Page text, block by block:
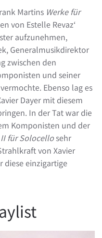
Martins Werke für
von Estelle Revaz‘
aufzunehmen,
Generalmusikdirektor
zwischen den
und seiner
Ebenso lag es
Dayer mit diesem
In der Tat war die
Komponisten und der
für Solocello sehr
von Xavier
diese einzigartige